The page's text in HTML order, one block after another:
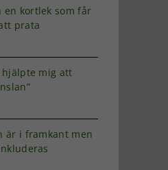
en kortlek som får
prata
hjälpte mig att
är i framkant men